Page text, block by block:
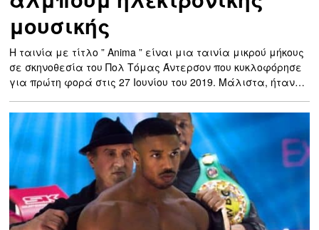
μουσικής
H ταινία με τίτλο ” Anima ” είναι μια ταινία μικρού μήκους
σε σκηνοθεσία του Πολ Τόμας Άντερσον που κυκλοφόρησε
για πρώτη φορά στις 27 Ιουνίου του 2019. Μάλιστα, ήταν…